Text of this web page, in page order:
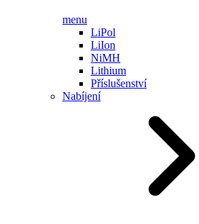
menu
LiPol
LiIon
NiMH
Lithium
Příslušenství
Nabíjení